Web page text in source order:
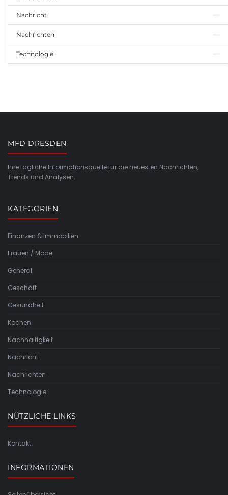
Nachricht
Nachrichten
Technologie
MFD DRESDEN
Ihre tägliche Informationsquelle für die neuesten Nachrichten,
Trends und Analysen.
KATEGORIEN
Finanzen & Immobilien
Frauen / Mode
General
Geschäft
Gesundheit
Kochen
Nachhaltigkeit
Nachricht
Nachrichten
Technologie
NÜTZLICHE LINKS
Kontakt
INFORMATIONEN